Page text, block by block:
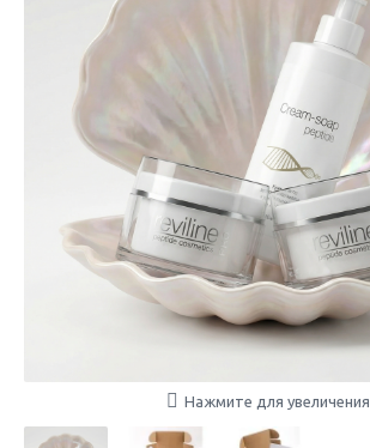
Нажмите для увеличения